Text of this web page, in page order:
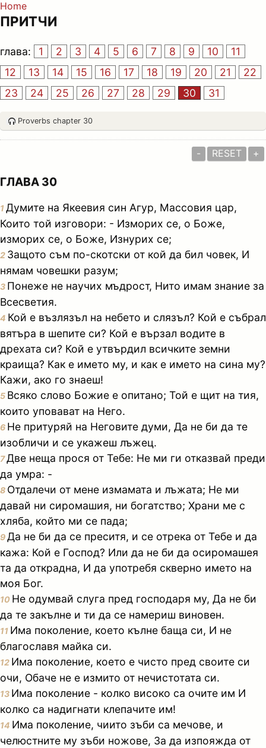
Home
ПРИТЧИ
глава: 1 2 3 4 5 6 7 8 9 10
11
12
13 14 15 16 17 18 19 20 21
22
23
24 25 26 27 28 29 30 31
Proverbs chapter 30
- RESET +
ГЛАВА 30
1Думите на Якеевия син Агур, Массовия цар,
Които той изговори: - Изморих се, о Боже,
изморих се, о Боже, Изнурих се;
2 Защото съм по-скотски от кой да бил човек, И
нямам човешки разум;
3 Понеже не научих мъдрост, Нито имам знание за
Всесветия.
4 Кой е възлязъл на небето и слязъл? Кой е събрал
вятъра в шепите си? Кой е вързал водите в
дрехата си? Кой е утвърдил всичките земни
краища? Как е името му, и как е името на сина му?
Кажи, ако го знаеш!
5 Всяко слово Божие е опитано; Той е щит на тия,
които уповават на Него.
6 Не притуряй на Неговите думи, Да не би да те
изобличи и се укажеш лъжец.
7Две неща прося от Тебе: Не ми ги отказвай преди
да умра: -
8 Отдалечи от мене измамата и лъжата; Не ми
давай ни сиромашия, ни богатство; Храни ме с
хляба, който ми се пада;
9Да не би да се преситя, и се отрека от Тебе и да
кажа: Кой е Господ? Или да не би да осиромашея
та да открадна, И да употребя скверно името на
моя Бог.
10 Не одумвай слуга пред господаря му, Да не би
да те закълне и ти да се намериш виновен.
11 Има поколение, което кълне баща си, И не
благославя майка си.
12 Има поколение, което е чисто пред своите си
очи, Обаче не е измито от нечистотата си.
13 Има поколение - колко високо са очите им И
колко са надигнати клепачите им!
14 Има поколение, чиито зъби са мечове, и
челюстните му зъби ножове, За да изпояжда от